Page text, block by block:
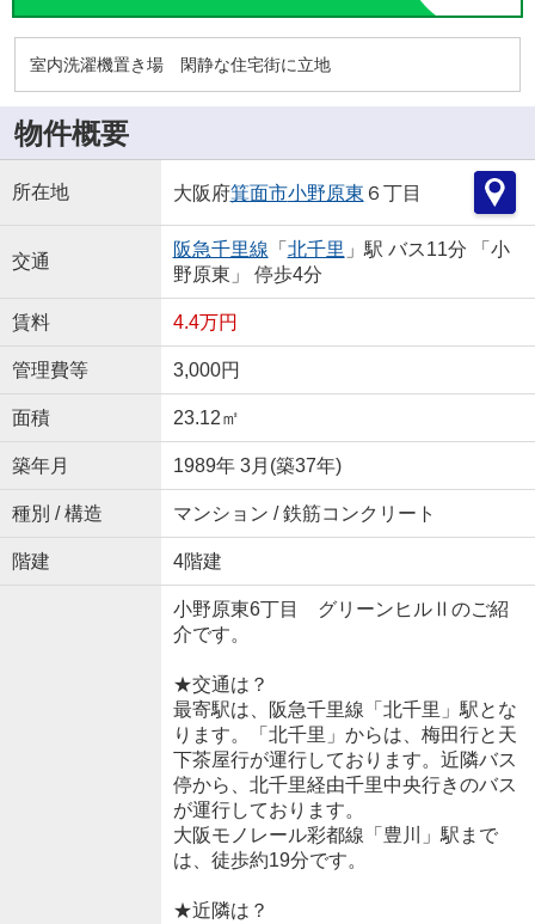
室内洗濯機置き場 閑静な住宅街に立地
物件概要
所在地 大阪府箕面市小野原東 ６丁目
交通
阪急千里線 「 北千里 」駅 バス11分 「小
野原東」 停歩4分
賃料 4.4万円
管理費等 3,000円
面積 23.12㎡
築年月 1989年 3月(築37年)
種別 / 構造 マンション / 鉄筋コンクリート
階建 4階建
小野原東6丁目 グリーンヒルⅡのご紹
介です。
★交通は？
最寄駅は、阪急千里線「北千里」駅とな
ります。「北千里」からは、梅田行と天
下茶屋行が運行しております。近隣バス
停から、北千里経由千里中央行きのバス
が運行しております。
大阪モノレール彩都線「豊川」駅まで
は、徒歩約19分です。
★近隣は？